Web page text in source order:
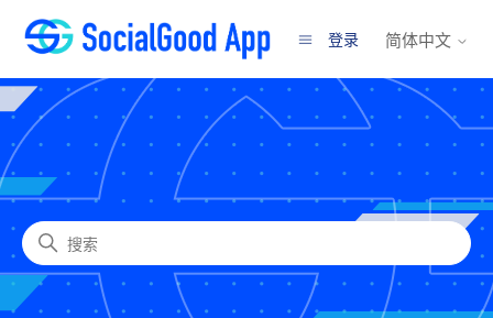
登录 简体中文
SocialGood, Inc.
搜索